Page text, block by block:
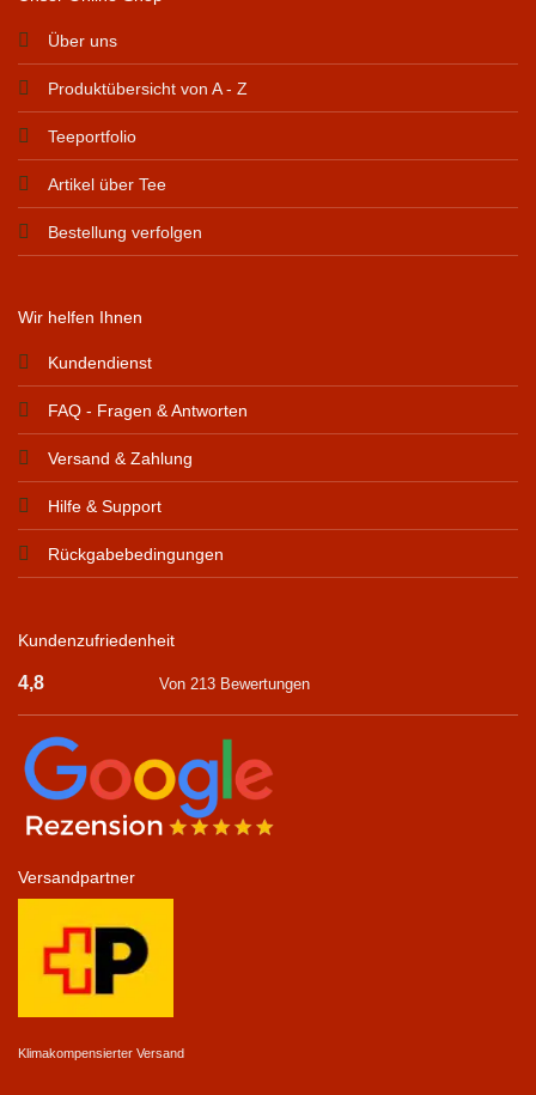
Über uns
Produktübersicht von A - Z
Teeportfolio
Artikel über Tee
Bestellung verfolgen
Wir helfen Ihnen
Kundendienst
FAQ - Fragen & Antworten
Versand & Zahlung
Hilfe & Support
Rückgabebedingungen
Kundenzufriedenheit
4,8 Von 213 Bewertungen
Versandpartner
Klimakompensierter Versand